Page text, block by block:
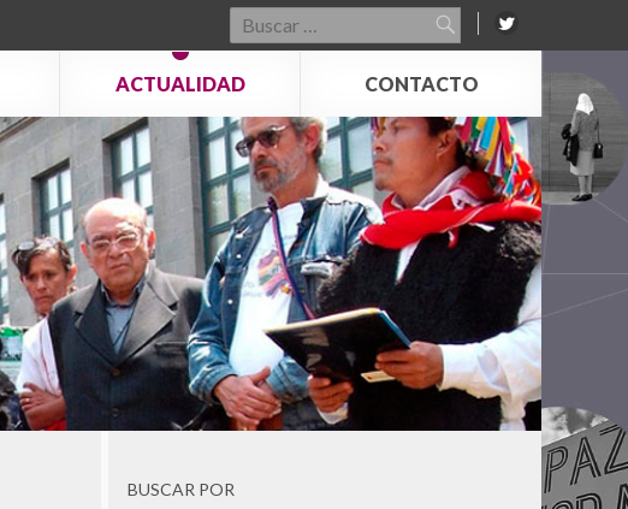
Buscar
por:
ACTUALIDAD CONTACTO
BUSCAR POR
Ver Todos
Tlaxcoaque. Sitio de Memoria
Archivo Histórico de la Policía Nacional